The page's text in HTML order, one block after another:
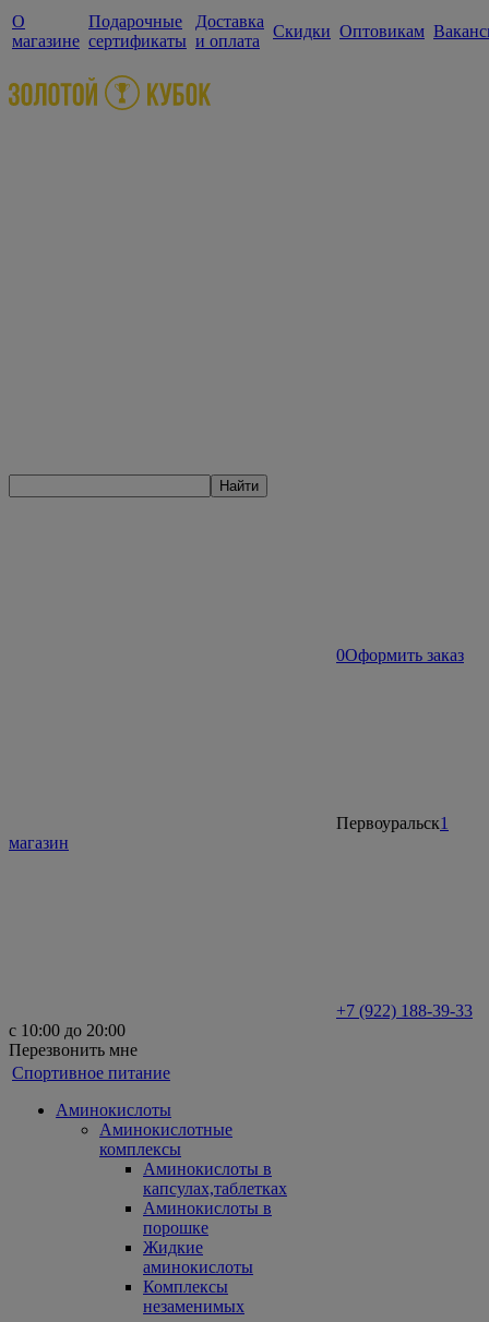
О
магазине
Подарочные
сертификаты
Доставка
и оплата
Скидки Оптовикам
Найти
0Оформить заказ
Первоуральск1
магазин
+7 (922) 188-39-33
с 10:00 до 20:00
Перезвонить мне
Спортивное питание
Аминокислоты
Аминокислотные
комплексы
Аминокислоты в
капсулах,таблетках
Аминокислоты в
порошке
Жидкие
аминокислоты
Комплексы
незаменимых